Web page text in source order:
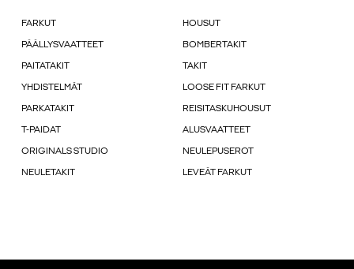
FARKUT HOUSUT
PÄÄLLYSVAATTEET BOMBERTAKIT
PAITATAKIT TAKIT
YHDISTELMÄT LOOSE FIT FARKUT
PARKATAKIT REISITASKUHOUSUT
T-PAIDAT ALUSVAATTEET
ORIGINALS STUDIO NEULEPUSEROT
NEULETAKIT LEVEÄT FARKUT